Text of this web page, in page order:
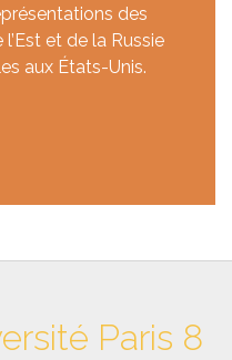
des
et de la Russie
aux États-Unis.
Paris 8